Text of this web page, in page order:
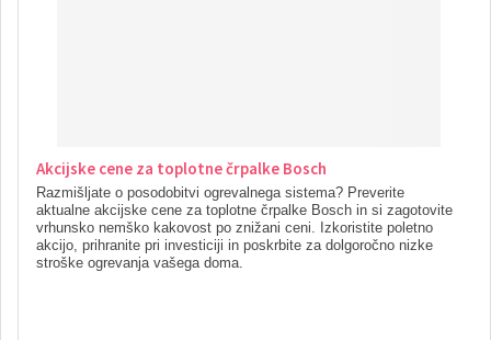
Akcijske cene za toplotne črpalke Bosch
Razmišljate o posodobitvi ogrevalnega sistema? Preverite
aktualne akcijske cene za toplotne črpalke Bosch in si zagotovite
vrhunsko nemško kakovost po znižani ceni. Izkoristite poletno
akcijo, prihranite pri investiciji in poskrbite za dolgoročno nizke
stroške ogrevanja vašega doma.